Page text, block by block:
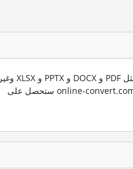
ندعم العديد من صيغ الملفات المختلفة مثل PDF و DOCX و PPTX و XLSX وغير
ذلك الكثير. باستخدام تقنية التحويل من online-convert.com ستحصل على